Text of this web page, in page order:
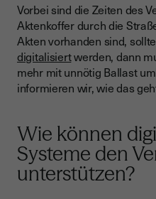
Was bedeutet
Vorteile für die Akquise
Kundenlebenszyklus
Jeder Arbeitsschritt kann
Moderne Tools für
Fazit
Vorbei sind die Zeiten des
Aktenkoffer durch die
Akten vorhanden sind,
digitalisiertwerden, dann
mehr mit unnötig Ballast
informieren wir, wie das
Wie können
Systeme den
unterstützen?